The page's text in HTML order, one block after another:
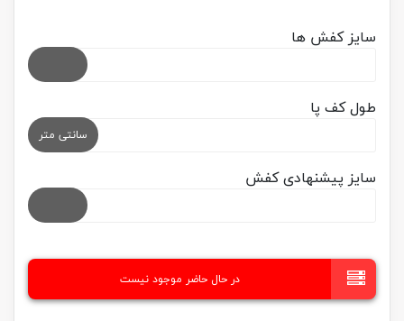
سایز کفش ها
طول کف پا
سانتی متر
سایز پیشنهادی کفش
در حال حاضر موجود نیست